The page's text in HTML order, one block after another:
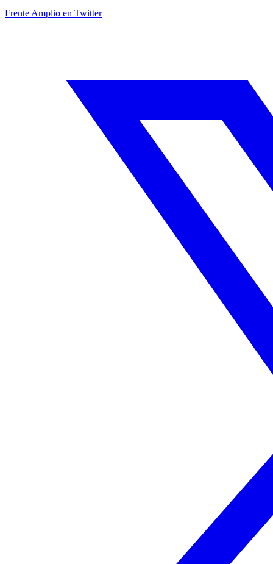
Frente Amplio en Twitter